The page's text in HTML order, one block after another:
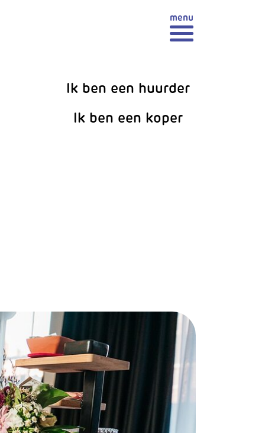
Ik ben een huurder
Ik ben een koper